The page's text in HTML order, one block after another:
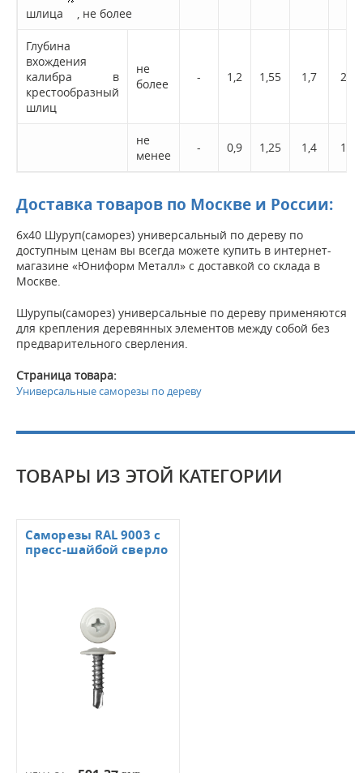
шлица , не более
Глубина
вхождения
калибра в
крестообразный
шлиц
не
более
- 1,2 1,55 1,7 2,0
не
менее
- 0,9 1,25 1,4 1,5
Доставка товаров по Москве и России:
6х40 Шуруп(саморез) универсальный по дереву по
доступным ценам вы всегда можете купить в интернет-
магазине «Юниформ Металл» с доставкой со склада в
Москве.
Шурупы(саморез) универсальные по дереву применяются
для крепления деревянных элементов между собой без
предварительного сверления.
Страница товара:
Универсальные саморезы по дереву
ТОВАРЫ ИЗ ЭТОЙ КАТЕГОРИИ
Саморезы RAL 9003 с
пресс-шайбой сверло